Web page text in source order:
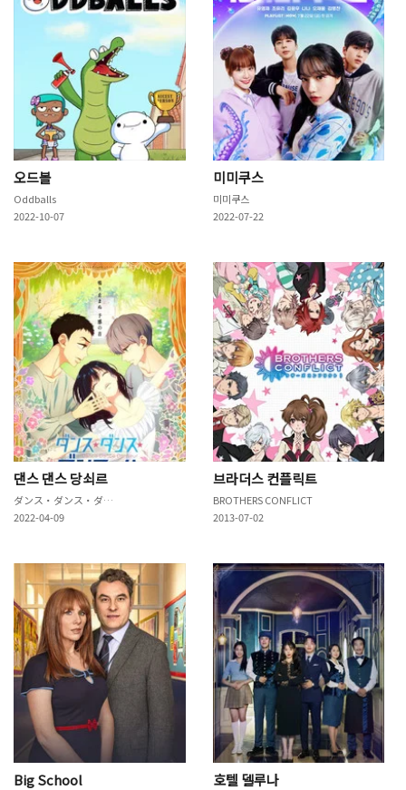
오드볼
Oddballs
2022-10-07
미미쿠스
미미쿠스
2022-07-22
댄스 댄스 당쇠르
ダンス・ダンス・ダンスール
2022-04-09
브라더스 컨플릭트
BROTHERS CONFLICT
2013-07-02
Big School 호텔 델루나